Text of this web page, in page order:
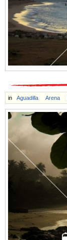
in Aguadilla Arena